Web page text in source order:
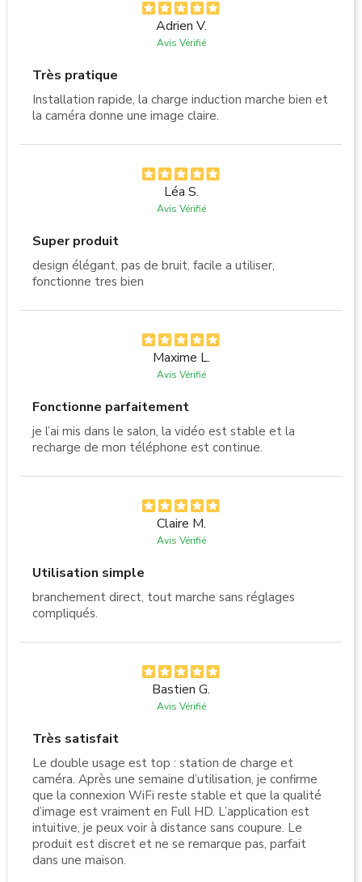
Adrien V.
Avis Vérifié
Très pratique
Installation rapide, la charge induction marche bien et
la caméra donne une image claire.
Léa S.
Avis Vérifié
Super produit
design élégant, pas de bruit, facile a utiliser,
fonctionne tres bien
Maxime L.
Avis Vérifié
Fonctionne parfaitement
je l’ai mis dans le salon, la vidéo est stable et la
recharge de mon téléphone est continue.
Claire M.
Avis Vérifié
Utilisation simple
branchement direct, tout marche sans réglages
compliqués.
Bastien G.
Avis Vérifié
Très satisfait
Le double usage est top : station de charge et
caméra. Après une semaine d’utilisation, je confirme
que la connexion WiFi reste stable et que la qualité
d’image est vraiment en Full HD. L’application est
intuitive, je peux voir à distance sans coupure. Le
produit est discret et ne se remarque pas, parfait
dans une maison.